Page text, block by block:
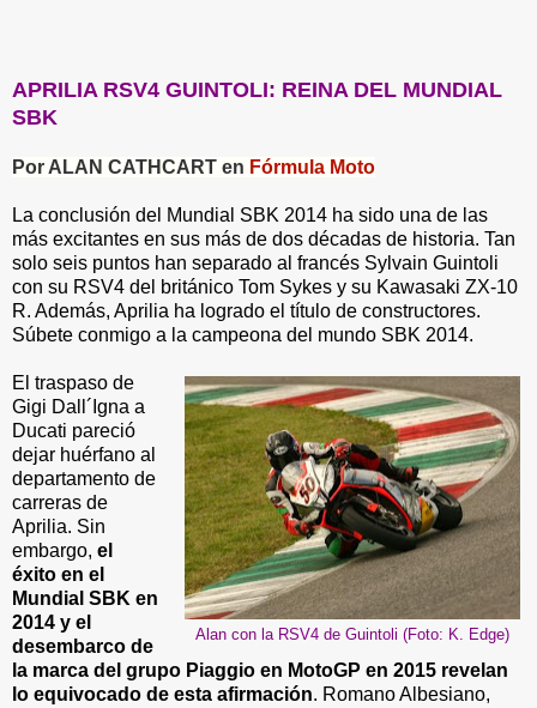
APRILIA RSV4 GUINTOLI: REINA DEL MUNDIAL
SBK
Por ALAN CATHCART en Fórmula Moto
La conclusión del Mundial SBK 2014 ha sido una de las
más excitantes en sus más de dos décadas de historia. Tan
solo seis puntos han separado al francés Sylvain Guintoli
con su RSV4 del británico Tom Sykes y su Kawasaki ZX-10
R. Además, Aprilia ha logrado el título de constructores.
Súbete conmigo a la campeona del mundo SBK 2014.
Alan con la RSV4 de Guintoli (Foto: K. Edge)
El traspaso de
Gigi Dall´Igna a
Ducati pareció
dejar huérfano al
departamento de
carreras de
Aprilia. Sin
embargo, el
éxito en el
Mundial SBK en
2014 y el
desembarco de
la marca del grupo Piaggio en MotoGP en 2015 revelan
lo equivocado de esta afirmación. Romano Albesiano,